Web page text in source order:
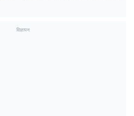
विज्ञापन